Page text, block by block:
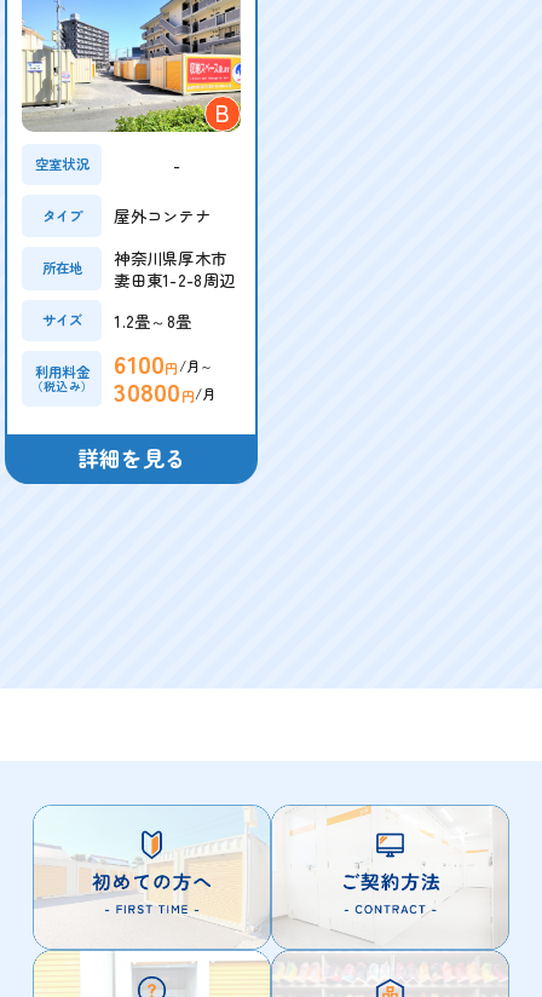
B
空室状況 -
タイプ 屋外コンテナ
所在地
神奈川県厚木市
妻田東1-2-8周辺
サイズ 1.2畳～8畳
利用料金
（税込み）
6100円/月～
30800円/月
詳細を見る